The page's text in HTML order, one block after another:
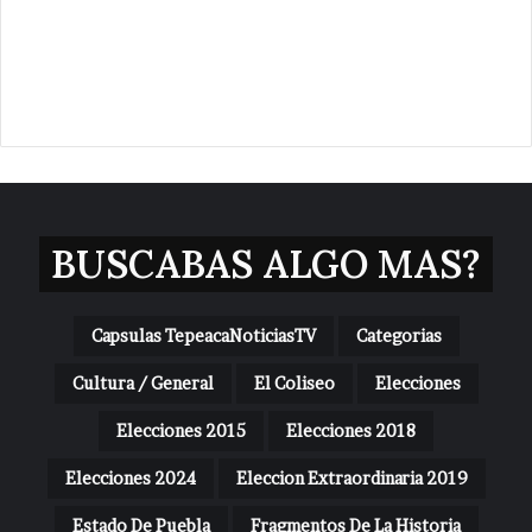
BUSCABAS ALGO MAS?
Capsulas TepeacaNoticiasTV Categorias
Cultura / General El Coliseo Elecciones
Elecciones 2015 Elecciones 2018
Elecciones 2024 Eleccion Extraordinaria 2019
Estado De Puebla Fragmentos De La Historia